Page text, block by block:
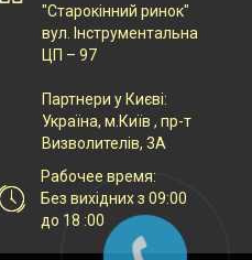
"Старокінний ринок"
вул. Інструментальна
ЦП – 97
Партнери у Києві:
Українa, м.Київ , пр-т
Визволителів, 3А
Рабочее время:
Без вихідних з 09:00
до 18 :00